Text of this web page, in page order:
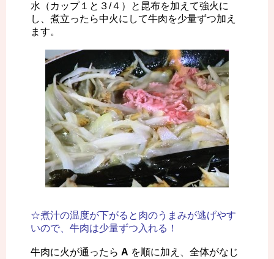
水（カップ１と３/４）と昆布を加えて強火に
し、煮立ったら中火にして牛肉を少量ずつ加え
ます。
☆煮汁の温度が下がると肉のうまみが逃げやす
いので、牛肉は少量ずつ入れる！
牛肉に火が通ったら A を順に加え、全体がなじ